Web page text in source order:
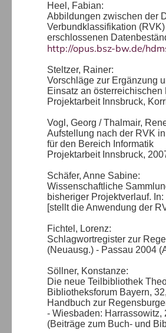
Heel, Fabian:
Abbildungen zwischen der
Verbundklassifikation
erschlossenen
http://opus.bsz-bw.de/
Steltzer, Rainer:
Vorschläge zur Ergänzung
Einsatz an österreichischen
Projektarbeit Innsbruck,
Vogl, Georg / Thalmair,
Aufstellung nach der RVK
für den Bereich Informatik
Projektarbeit Innsbruck,
Schäfer, Anne Sabine:
Wissenschaftliche
bisheriger Projektverlauf.
[stellt die Anwendung der
Fichtel, Lorenz:
Schlagwortregister zur
(Neuausg.) - Passau 2004
Söllner, Konstanze:
Die neue Teilbibliothek
Bibliotheksforum Bayern,
Handbuch zur
- Wiesbaden: Harrassowitz,
(Beiträge zum Buch- und